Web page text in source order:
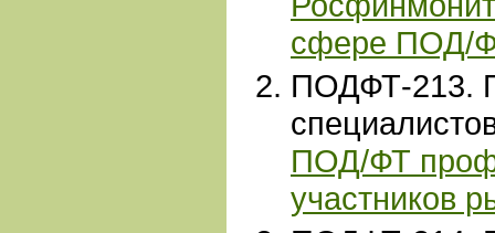
сфере ПОД/
ПОДФТ-213.
ПОД/ФТ
участников